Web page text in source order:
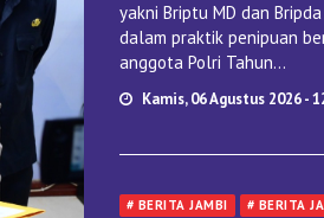
yakni Briptu MD dan
dalam praktik penipuan
anggota Polri Tahun...
Kamis, 06 Agustus 2026 -
# BERITA JAMBI # BERITA